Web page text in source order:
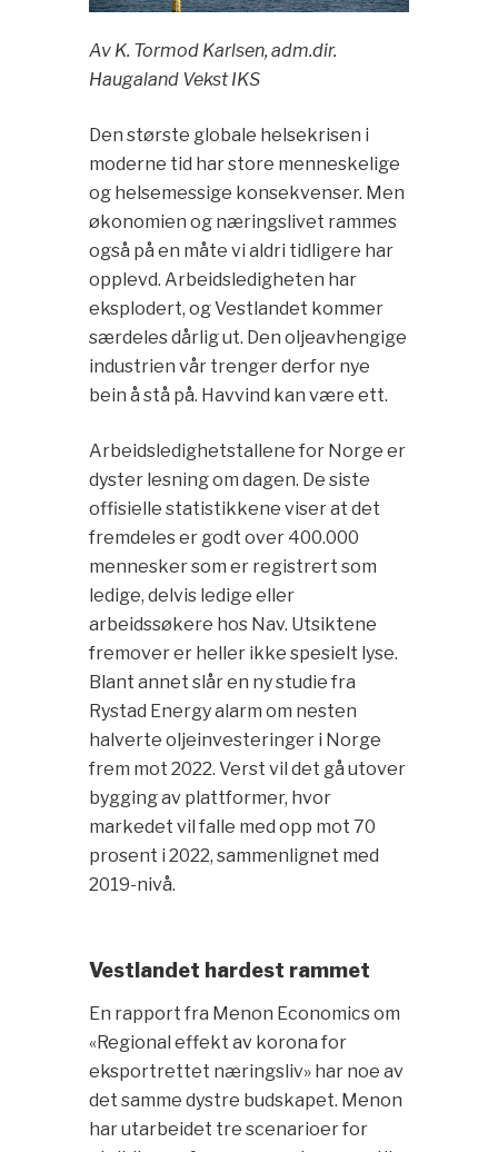
Av K. Tormod Karlsen, adm.dir.
Haugaland Vekst IKS
Den største globale helsekrisen i
moderne tid har store menneskelige
og helsemessige konsekvenser. Men
økonomien og næringslivet rammes
også på en måte vi aldri tidligere har
opplevd. Arbeidsledigheten har
eksplodert, og Vestlandet kommer
særdeles dårlig ut. Den oljeavhengige
industrien vår trenger derfor nye
bein å stå på. Havvind kan være ett.
Arbeidsledighetstallene for Norge er
dyster lesning om dagen. De siste
offisielle statistikkene viser at det
fremdeles er godt over 400.000
mennesker som er registrert som
ledige, delvis ledige eller
arbeidssøkere hos Nav. Utsiktene
fremover er heller ikke spesielt lyse.
Blant annet slår en ny studie fra
Rystad Energy alarm om nesten
halverte oljeinvesteringer i Norge
frem mot 2022. Verst vil det gå utover
bygging av plattformer, hvor
markedet vil falle med opp mot 70
prosent i 2022, sammenlignet med
2019-nivå.
Vestlandet hardest rammet
En rapport fra Menon Economics om
«Regional effekt av korona for
eksportrettet næringsliv» har noe av
det samme dystre budskapet. Menon
har utarbeidet tre scenarioer for